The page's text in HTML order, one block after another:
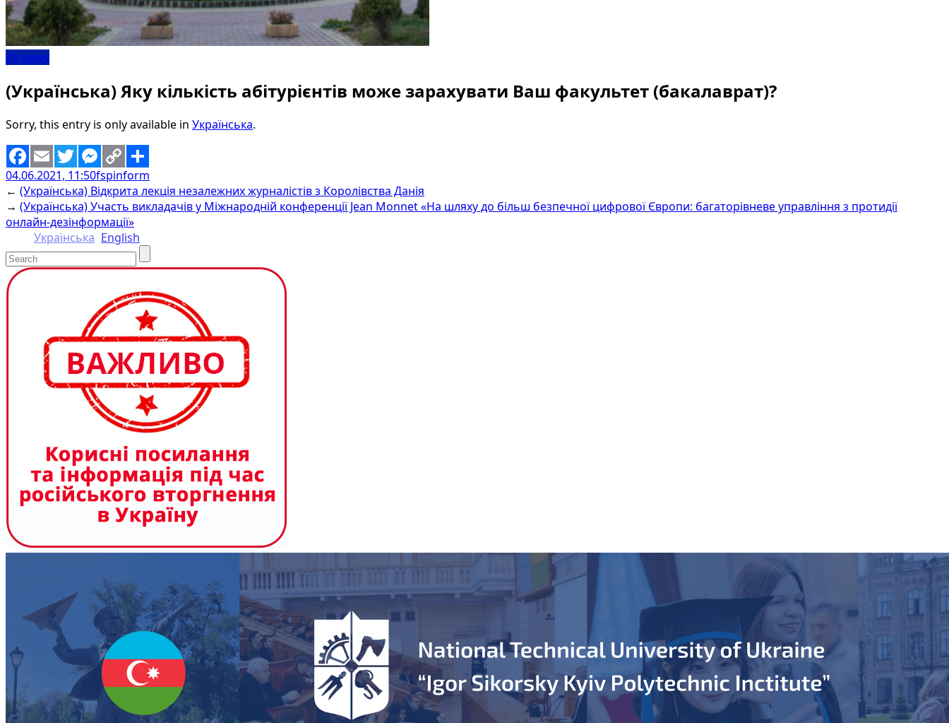
All news
(Українська) Яку кількість абітурієнтів може зарахувати Ваш факультет (бакалаврат)?
Sorry, this entry is only available in Українська.
Facebook
EmailTwitterMessenger
Copy
Link
Share
04.06.2021, 11:50fspinform
← (Українська) Відкрита лекція незалежних журналістів з Королівства Данія
→ (Українська) Участь викладачів у Міжнародній конференції Jean Monnet «На шляху до більш безпечної цифрової Європи: багаторівневе управління з протидії
онлайн-дезінформації»
Українська English